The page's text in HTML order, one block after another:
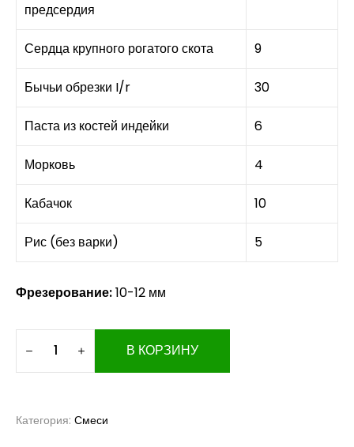
предсердия
Сердца крупного рогатого скота 9
Бычьи обрезки I/r 30
Паста из костей индейки 6
Морковь 4
Кабачок 10
Рис (без варки) 5
Фрезерование:10-12 мм
В КОРЗИНУ
Категория: Смеси